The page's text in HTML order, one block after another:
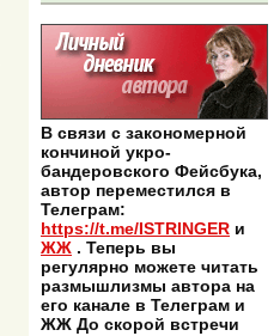
В связи с закономерной
кончиной укро-
бандеровского Фейсбука,
автор переместился в
Телеграм:
https://t.me/ISTRINGER и
ЖЖ . Теперь вы
регулярно можете читать
размышлизмы автора на
его канале в Телеграм и
ЖЖ До скорой встречи